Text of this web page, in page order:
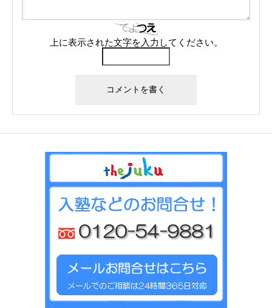
上に表示された文字を入力してください。